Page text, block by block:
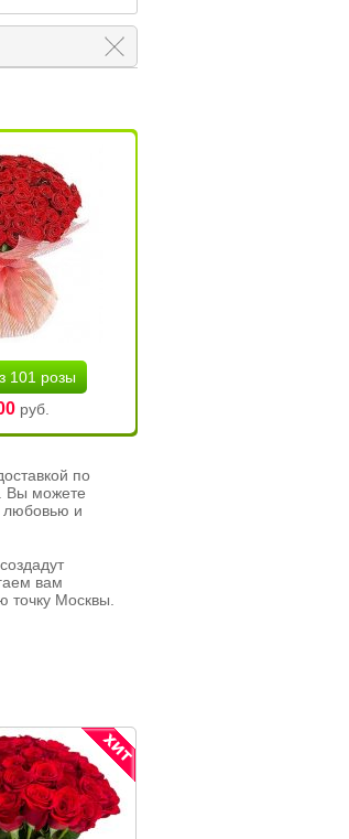
101 розы
руб.
по
Вы можете
любовью и
вам
точку Москвы.